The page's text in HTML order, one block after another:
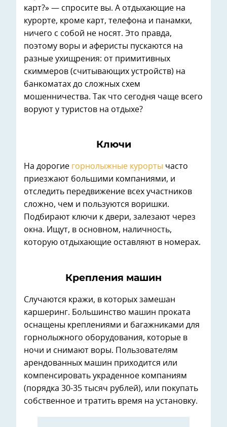
карт?» — спросите вы. А отдыхающие на
курорте, кроме карт, телефона и панамки,
ничего с собой не носят. Это правда,
поэтому воры и аферисты пускаются на
разные ухищрения: от примитивных
скиммеров (считывающих устройств) на
банкоматах до сложных схем
мошенничества. Так что сегодня чаще всего
воруют у туристов на отдыхе?
Ключи
На дорогие горнолыжные курорты часто
приезжают большими компаниями, и
отследить передвижение всех участников
сложно, чем и пользуются воришки.
Подбирают ключи к двери, залезают через
окна. Ищут, в основном, наличность,
которую отдыхающие оставляют в номерах.
Крепления машин
Случаются кражи, в которых замешан
каршеринг. Большинство машин проката
оснащены креплениями и багажниками для
горнолыжного оборудования, которые в
ночи и снимают воры. Пользователям
арендованных машин приходится или
компенсировать украденное компаниям
(порядка 30-35 тысяч рублей), или покупать
собственное и тратить время на установку.